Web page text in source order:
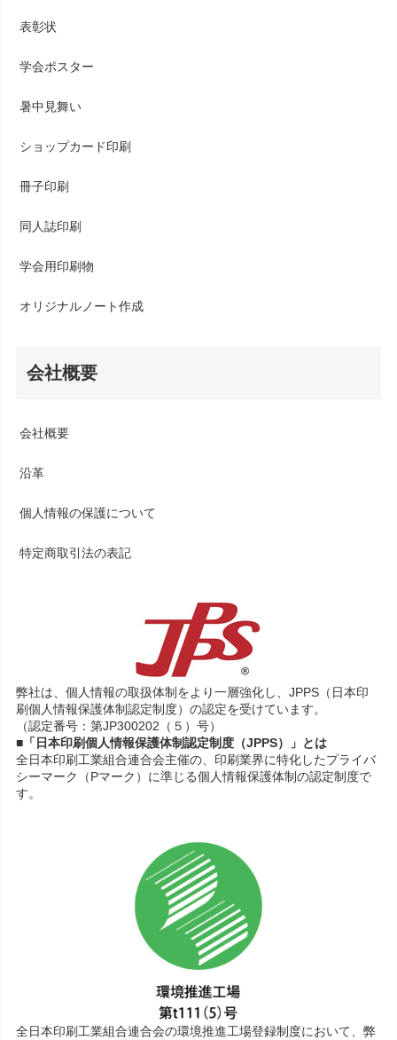
表彰状
学会ポスター
暑中見舞い
ショップカード印刷
冊子印刷
同人誌印刷
学会用印刷物
オリジナルノート作成
会社概要
会社概要
沿革
個人情報の保護について
特定商取引法の表記
弊社は、個人情報の取扱体制をより一層強化し、JPPS（日本印
刷個人情報保護体制認定制度）の認定を受けています。
（認定番号：第JP300202（５）号）
■「日本印刷個人情報保護体制認定制度（JPPS）」とは
全日本印刷工業組合連合会主催の、印刷業界に特化したプライバ
シーマーク（Pマーク）に準じる個人情報保護体制の認定制度で
す。
全日本印刷工業組合連合会の環境推進工場登録制度において、弊